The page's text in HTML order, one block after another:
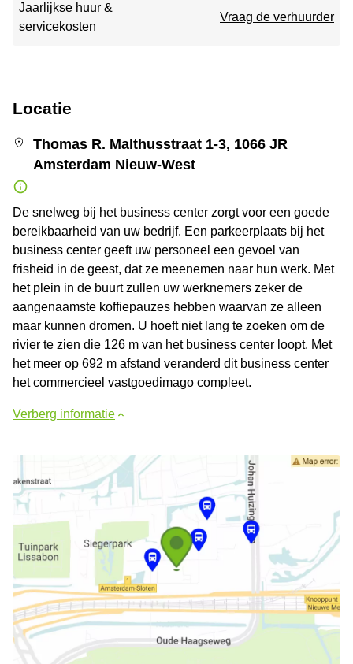
Jaarlijkse huur &
servicekosten
Vraag de verhuurder
Locatie
Thomas R. Malthusstraat 1-3, 1066 JR
Amsterdam Nieuw-West
De snelweg bij het business center zorgt voor een goede
bereikbaarheid van uw bedrijf. Een parkeerplaats bij het
business center geeft uw personeel een gevoel van
frisheid in de geest, dat ze meenemen naar hun werk. Met
het plein in de buurt zullen uw werknemers zeker de
aangenaamste koffiepauzes hebben waarvan ze alleen
maar kunnen dromen. U hoeft niet lang te zoeken om de
rivier te zien die 126 m van het business center loopt. Met
het meer op 692 m afstand veranderd dit business center
het commercieel vastgoedimago compleet.
Verberg informatie